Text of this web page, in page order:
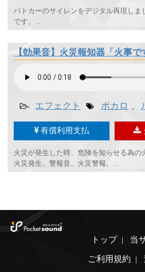
パトカーのサイレンをデジタル再現しま
です。...
【効果音】火災報知器「火事で
- エフェクト ボカロ
有償利用支払
火災が発生した時、危険を知らせる為の
火災発生。警報音。火災警報。...
トップ
当
ご利用規約